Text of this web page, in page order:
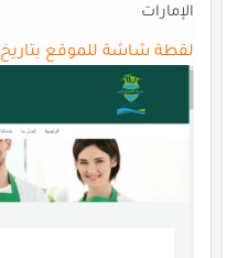
الإمارات
لقطة شاشة للموقع بتاريخ 20/03/2025